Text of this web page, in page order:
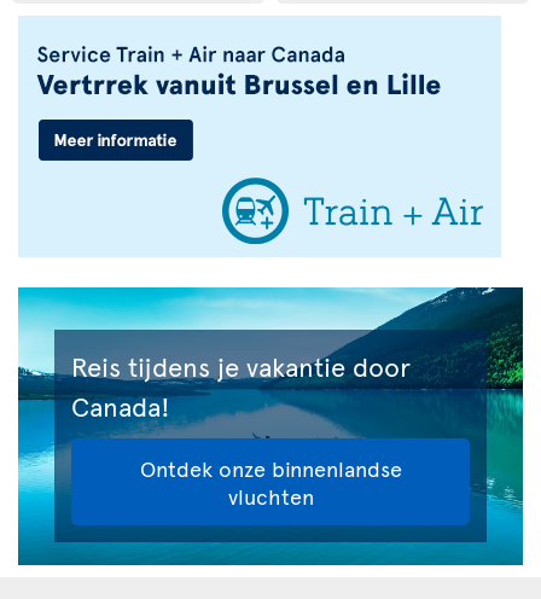
Reis tijdens je vakantie door
Canada!
Ontdek onze binnenlandse
vluchten